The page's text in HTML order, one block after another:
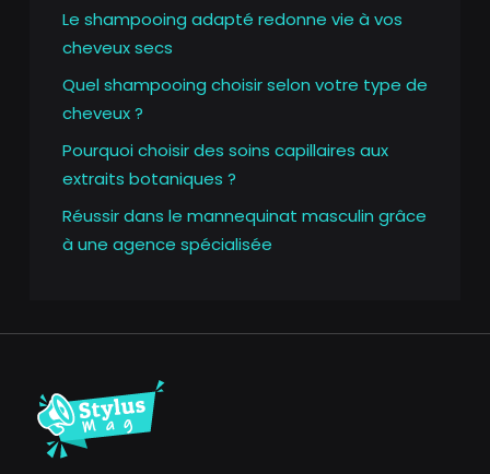
Le shampooing adapté redonne vie à vos
cheveux secs
Quel shampooing choisir selon votre type de
cheveux ?
Pourquoi choisir des soins capillaires aux
extraits botaniques ?
Réussir dans le mannequinat masculin grâce
à une agence spécialisée